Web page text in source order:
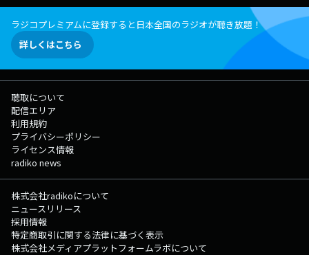
ラジコプレミアムに登録すると日本全国のラジオが聴き放題！
詳しくはこちら
聴取について
配信エリア
利用規約
プライバシーポリシー
ライセンス情報
radiko news
株式会社radikoについて
ニュースリリース
採用情報
特定商取引に関する法律に基づく表示
株式会社メディアプラットフォームラボについて